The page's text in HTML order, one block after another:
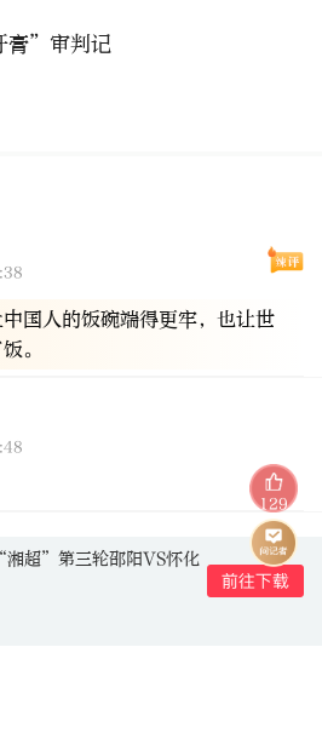
膏”审判记
国人的饭碗端得更牢，也让世
。
超”第三轮邵阳VS怀化
129